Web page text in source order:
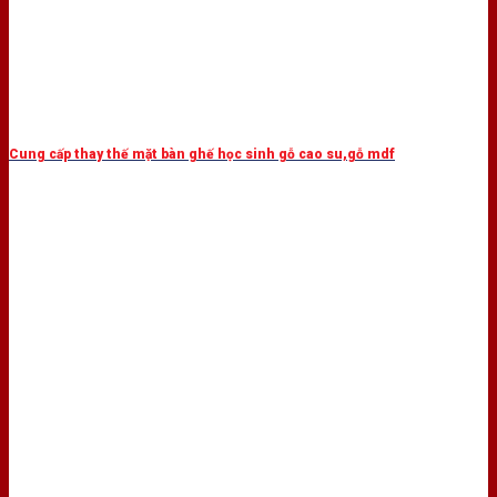
Cung cấp thay thế mặt bàn ghế học sinh gỗ cao su,gỗ mdf